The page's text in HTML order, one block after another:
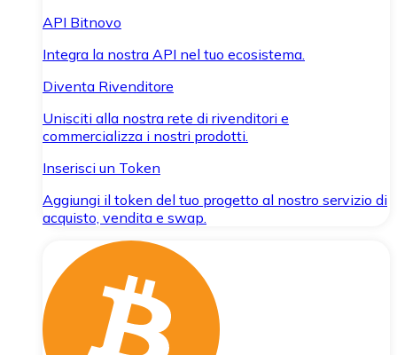
API Bitnovo
Integra la nostra API nel tuo ecosistema.
Diventa Rivenditore
Unisciti alla nostra rete di rivenditori e
commercializza i nostri prodotti.
Inserisci un Token
Aggiungi il token del tuo progetto al nostro servizio di
acquisto, vendita e swap.